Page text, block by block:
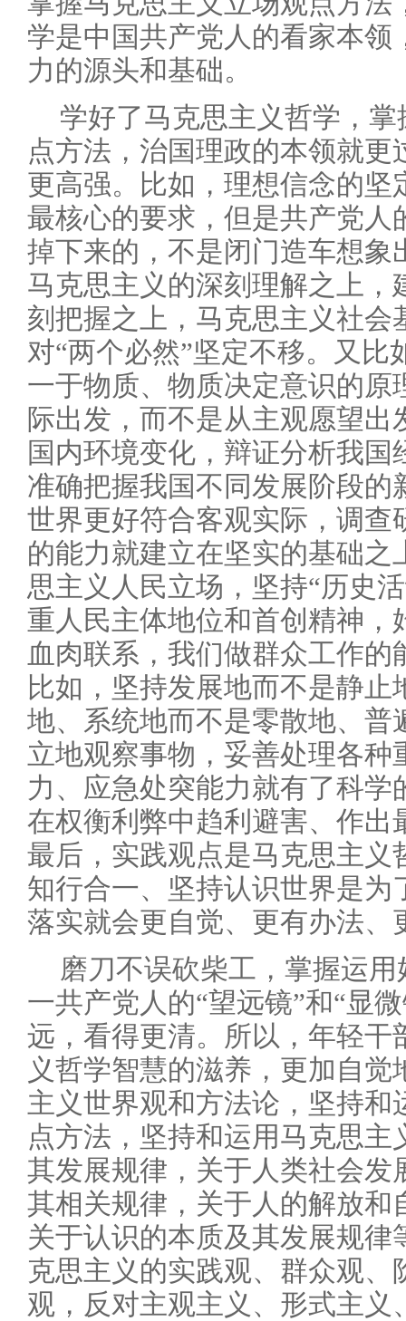
学是中国共产党人的看家本领
力的源头和基础。
学好了马克思主义哲学，
点方法，治国理政的本领就
更高强。比如，理想信念的坚
最核心的要求，但是共产党人
掉下来的，不是闭门造车想象
马克思主义的深刻理解之上，
刻把握之上，马克思主义社会
对“两个必然”坚定不移。又比
一于物质、物质决定意识的原
际出发，而不是从主观愿望
国内环境变化，辩证分析我
准确把握我国不同发展阶段的
世界更好符合客观实际，调查
的能力就建立在坚实的基础之
思主义人民立场，坚持“历史
重人民主体地位和首创精神，
血肉联系，我们做群众工作
比如，坚持发展地而不是静
地、系统地而不是零散地、普
立地观察事物，妥善处理各种
力、应急处突能力就有了科学
在权衡利弊中趋利避害、作出
最后，实践观点是马克思主义
知行合一、坚持认识世界是为
落实就会更自觉、更有办法、
磨刀不误砍柴工，掌握运
一共产党人的“望远镜”和“显
远，看得更清。所以，年轻干
义哲学智慧的滋养，更加自
主义世界观和方法论，坚持和
点方法，坚持和运用马克思
其发展规律，关于人类社会发
其相关规律，关于人的解放和
关于认识的本质及其发展规律
克思主义的实践观、群众观、
观，反对主观主义、形式主义